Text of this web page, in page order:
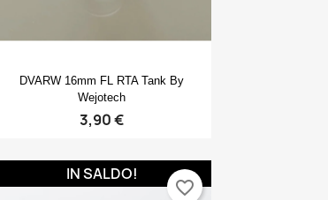
Anteprima
DVARW 16mm FL RTA Tank By
Wejotech
3,90 €
IN SALDO!
favorite_border